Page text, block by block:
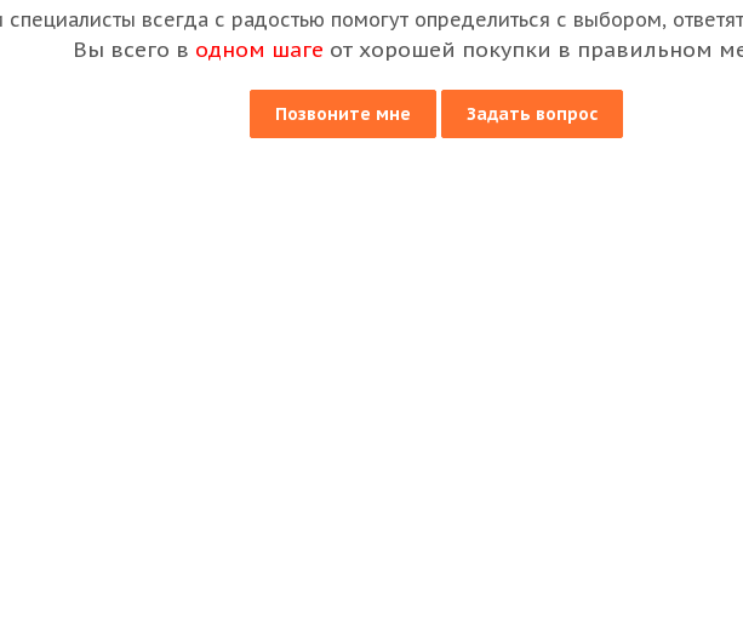
всегда с радостью помогут определиться с выбором,
Вы всего в одном шаге от хорошей покупки в правильном
Позвоните мне Задать вопрос